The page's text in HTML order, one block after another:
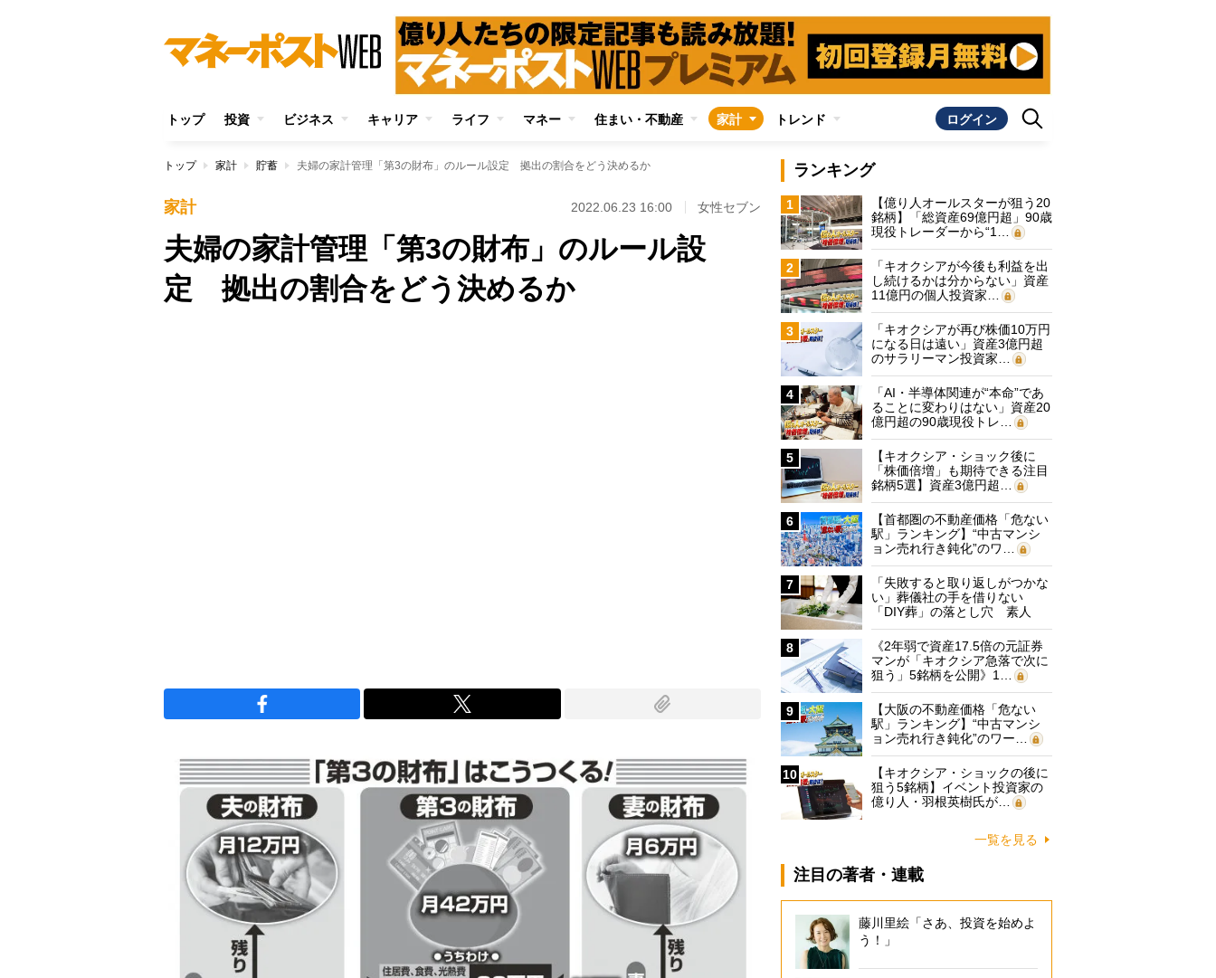
トップ 投資 ビジネス キャリア ライフ マネー 住まい・不動産 家計 トレンド ログイン
トップ 家計 貯蓄 夫婦の家計管理「第3の財布」のルール設定 拠出の割合をどう決めるか
家計 2022.06.23 16:00 女性セブン
夫婦の家計管理「第3の財布」のルール設
定 拠出の割合をどう決めるか
ランキング
1
【億り人オールスターが狙う20
銘柄】「総資産69億円超」90歳
現役トレーダーから“1…
2
「キオクシアが今後も利益を出
し続けるかは分からない」資産
11億円の個人投資家…
3
「キオクシアが再び株価10万円
になる日は遠い」資産3億円超
のサラリーマン投資家…
4
「AI・半導体関連が“本命”であ
ることに変わりはない」資産20
億円超の90歳現役トレ…
5
【キオクシア・ショック後に
「株価倍増」も期待できる注目
銘柄5選】資産3億円超…
6
【首都圏の不動産価格「危ない
駅」ランキング】“中古マンシ
ョン売れ行き鈍化”のワ…
7
「失敗すると取り返しがつかな
い」葬儀社の手を借りない
「DIY葬」の落とし穴 素人
に…
8
《2年弱で資産17.5倍の元証券
マンが「キオクシア急落で次に
狙う」5銘柄を公開》1…
9
【大阪の不動産価格「危ない
駅」ランキング】“中古マンシ
ョン売れ行き鈍化”のワー…
10
【キオクシア・ショックの後に
狙う5銘柄】イベント投資家の
億り人・羽根英樹氏が…
一覧を見る
注目の著者・連載
藤川里絵「さあ、投資を始めよ
う！」